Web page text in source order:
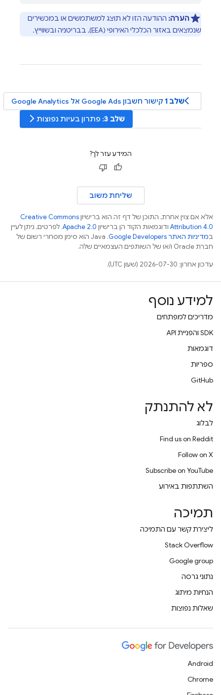
הערה: ההודעה הזו לא תוצג למשתמשים או במכשירים
שנמצאים באזור הכלכלי האירופי (EEA), בבריטניה ובשווייץ.
arrow_back_iosשלב 1 קישור חשבון Google Ads אל
Google Analytics
שלב 3
: פתרון בעיות נפוצות arrow_forward_ios
המידע עזר לך?
שליחת משוב
אלא אם צוין אחרת, התוכן של דף זה הוא ברישיוןCreative Commons
Attribution 4.0 ודוגמאות הקוד הן ברישיון Apache 2.0. לפרטים, ניתן לעיין
במדיניות האתר Google Developers‏
.‏ Java הוא סימן מסחרי רשום של
חברת Oracle ו/או של השותפים העצמאיים שלה.
עדכון אחרון: 2026-07-30 (שעון UTC).
למידע נוסף
מדריכים למפתחים
‫SDK והפניית API
דוגמאות
ספריות
GitHub
לא להתנתק
לבלוג
Find us on Reddit
Follow on X
Subscribe on YouTube
השתתפות באירוע
תמיכה
ליצירת קשר עם התמיכה
Stack Overflow
Google group
נתוני גרסה
הנחיות מיתוג
שאלות נפוצות
Android
Chrome